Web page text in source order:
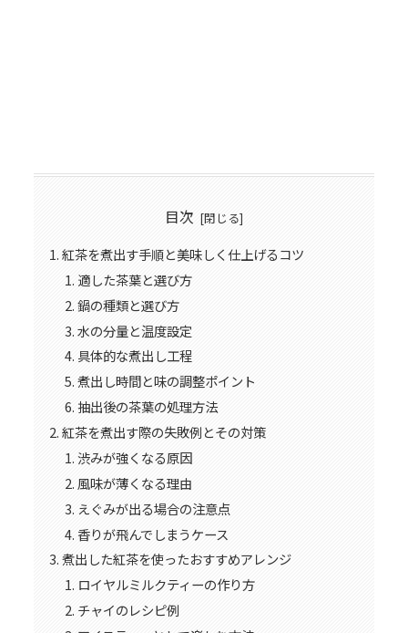
目次
紅茶を煮出す手順と美味しく仕上げるコツ
適した茶葉と選び方
鍋の種類と選び方
水の分量と温度設定
具体的な煮出し工程
煮出し時間と味の調整ポイント
抽出後の茶葉の処理方法
紅茶を煮出す際の失敗例とその対策
渋みが強くなる原因
風味が薄くなる理由
えぐみが出る場合の注意点
香りが飛んでしまうケース
煮出した紅茶を使ったおすすめアレンジ
ロイヤルミルクティーの作り方
チャイのレシピ例